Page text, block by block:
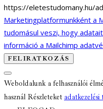
https://eletestudomany.hu/
Marketingplatformunkként a
tudomásul veszi, hogy
információ a Mailchimp
Weboldalunk a felhasználói
használ Részleteket adatkezelési